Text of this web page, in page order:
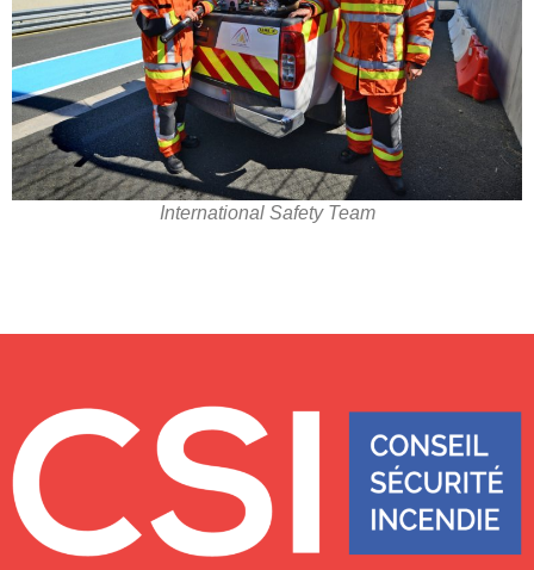
International Safety Team